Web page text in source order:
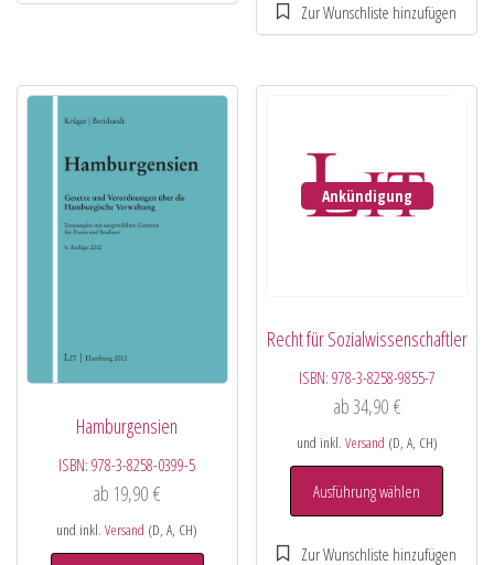
Hamburgensien
ISBN:978-3-8258-0399-5
ab 19,90€
und inkl.Versand (D, A, CH)
Ankündigung
Recht für Sozialwissenschaftler
ISBN: 978-3-8258-9855-7
ab34,90 €
und inkl. Versand (D, A, CH)
Ausführung wählen